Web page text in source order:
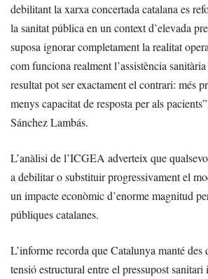
debilitant la xarxa concertada catalana es
la sanitat pública en un context d’elevada
suposa ignorar completament la realitat
com funciona realment l’assistència
resultat pot ser exactament el contrari: més
menys capacitat de resposta per als
Sánchez Lambás.
L’anàlisi de l’ICGEA adverteix que
a debilitar o substituir progressivament el
un impacte econòmic d’enorme magnitud
públiques catalanes.
L’informe recorda que Catalunya manté des
tensió estructural entre el pressupost sanitari